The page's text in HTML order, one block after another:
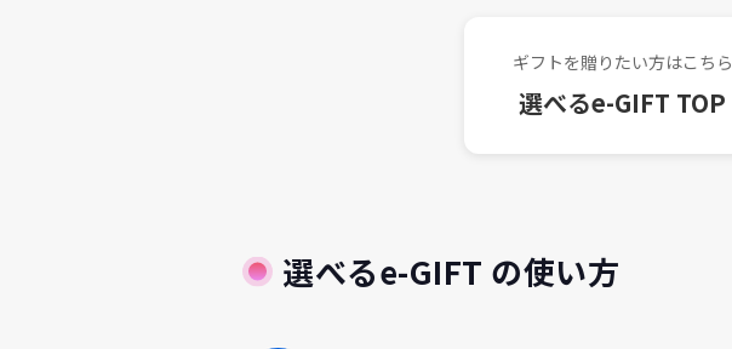
ギフトを贈りたい方はこちら
選べるe-GIFT TOP
選べるe-GIFT の使い方